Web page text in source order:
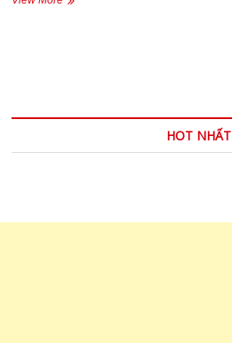
HOT NHẤT